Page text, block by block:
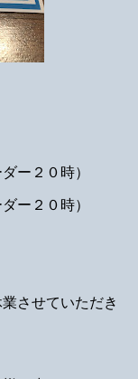
ー２０時）
２０時）
させていただき